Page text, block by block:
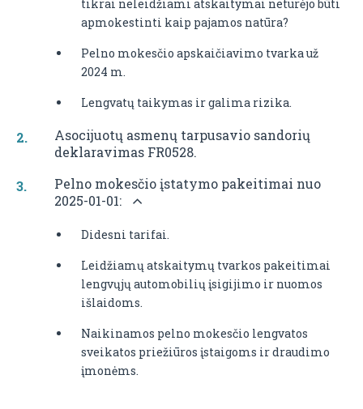
tikrai neleidžiami atskaitymai neturėjo būti
apmokestinti kaip pajamos natūra?
Pelno mokesčio apskaičiavimo tvarka už
2024 m.
Lengvatų taikymas ir galima rizika.
Asocijuotų asmenų tarpusavio sandorių
deklaravimas FR0528.
Pelno mokesčio įstatymo pakeitimai nuo
2025-01-01:
Didesni tarifai.
Leidžiamų atskaitymų tvarkos pakeitimai
lengvųjų automobilių įsigijimo ir nuomos
išlaidoms.
Naikinamos pelno mokesčio lengvatos
sveikatos priežiūros įstaigoms ir draudimo
įmonėms.